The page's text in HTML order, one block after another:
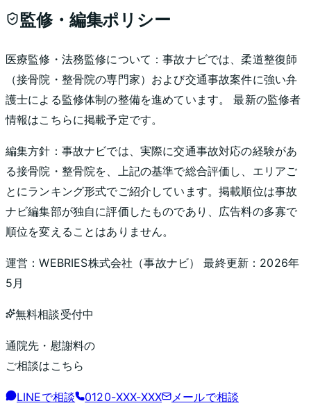
監修・編集ポリシー
医療監修・法務監修について：事故ナビでは、柔道整復師
（接骨院・整骨院の専門家）および交通事故案件に強い弁
護士による監修体制の整備を進めています。 最新の監修者
情報はこちらに掲載予定です。
編集方針： 事故ナビでは、実際に交通事故対応の経験があ
る接骨院・整骨院を、上記の基準で総合評価し、エリアご
とにランキング形式でご紹介しています。掲載順位は事故
ナビ編集部が独自に評価したものであり、広告料の多寡で
順位を変えることはありません。
運営：WEBRIES株式会社 （事故ナビ） 最終更新： 2026年
5月
無料相談受付中
通院先・慰謝料の
ご相談はこちら
LINEで相談 0120-XXX-XXX メールで相談